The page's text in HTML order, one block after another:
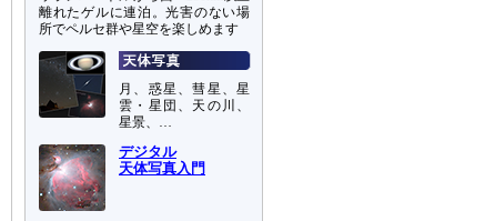
離れたゲルに連泊。光害のない場
所でペルセ群や星空を楽しめます
月、惑星、彗星、星
雲・星団、天の川、
星景、…
デジタル
天体写真入門